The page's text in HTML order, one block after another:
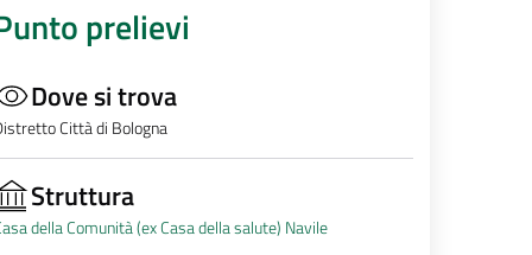
prelievi
Dove si trova
Città di Bologna
Struttura
della Comunità (ex Casa della salute) Navile